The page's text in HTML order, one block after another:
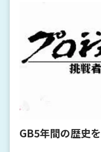
GB5年間の歴史